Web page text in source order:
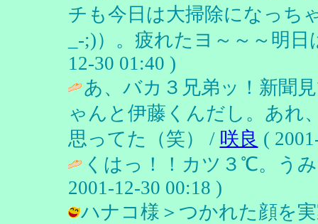
チも今日は大掃除になっち
_-;)）。疲れたヨ～～～明
12-30 01:40 )
あ、バカ３兄弟ッ！新聞
ゃんと伊藤くんだし。あれ
思ってた（笑） / 咲良 (
くはっ！！カツ３℃。う
2001-12-30 00:18 )
ハナコ様＞つかれた顔を